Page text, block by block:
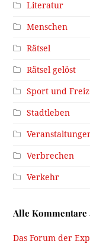
Literatur
Menschen
Rätsel
Rätsel gelöst
Sport und
Stadtleben
Verbrechen
Verkehr
Alle Kommentare
Das Forum der